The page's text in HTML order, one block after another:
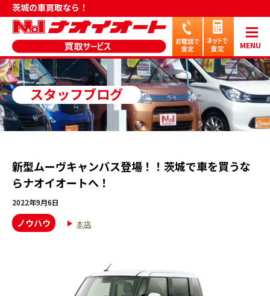
茨城の車買取なら！
MENU
スタッフブログ
新型ムーヴキャンバス登場！！茨城で車を買うな
らナオイオートへ！
2022年9月6日
ノウハウ 本店